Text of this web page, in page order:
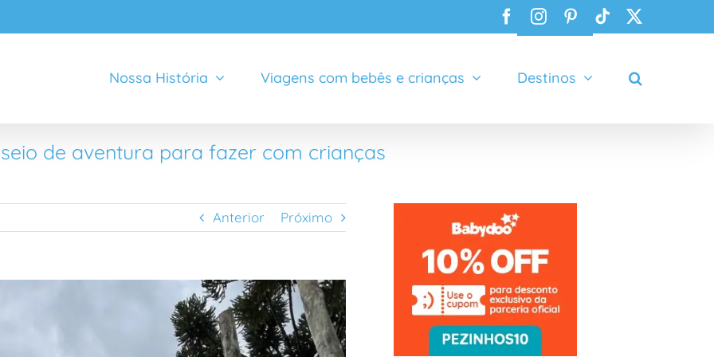
Facebook
InstagramPinterest
Tiktok
Nossa História Viagens com bebês e crianças Destinos
de aventura para fazer com crianças
Anterior Próximo